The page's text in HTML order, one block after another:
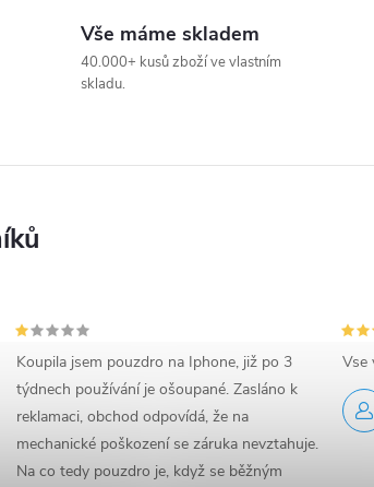
Vše máme skladem
40.000+ kusů zboží ve vlastním
skladu.
Koupila jsem pouzdro na Iphone, již po 3
týdnech používání je ošoupané. Zasláno k
reklamaci, obchod odpovídá, že na
mechanické poškození se záruka nevztahuje.
Na co tedy pouzdro je, když se běžným
Vse